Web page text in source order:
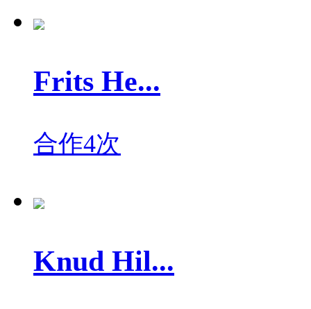
Frits He...
合作4次
Knud Hil...